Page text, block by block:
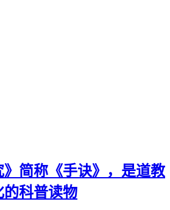
》简称《手诀》，是道教
的科普读物